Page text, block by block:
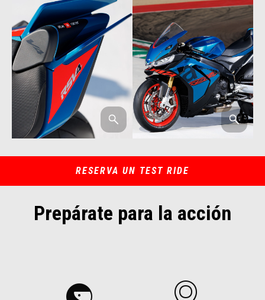
RESERVA UN TEST RIDE
Prepárate para la acción